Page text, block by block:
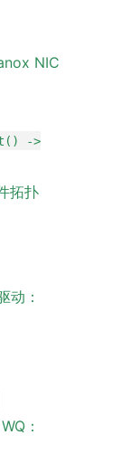
NIC
->
拓扑
动：
：